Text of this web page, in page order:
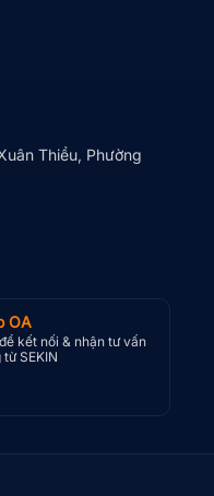
Thiều, Phường
OA
kết nối & nhận tư vấn
SEKIN